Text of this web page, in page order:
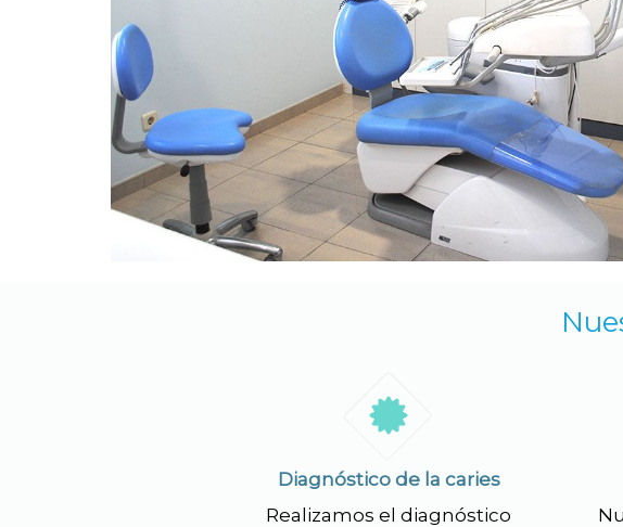
Diagnóstico de la caries
Realizamos el diagnóstico